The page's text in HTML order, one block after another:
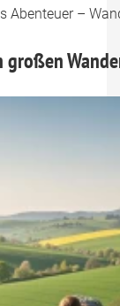
Abenteuer –
großen